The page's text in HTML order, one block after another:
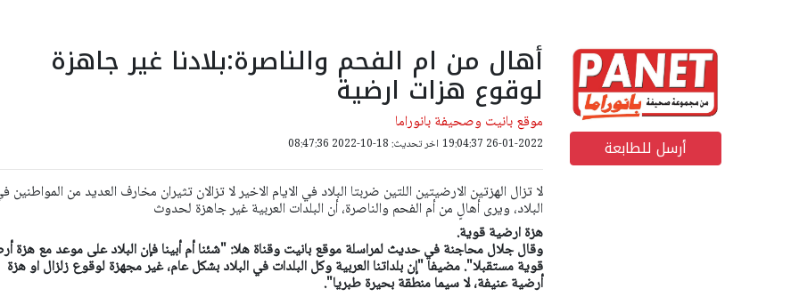
أرسل للطابعة
أهال من ام الفحم والناصرة:بلادنا غير جاهزة
لوقوع هزات ارضية
موقع بانيت وصحيفة بانوراما
26-01-2022 19:04:37 اخر تحديث: 18-10-2022 08:47:36
لا تزال الهزتين الارضيتين اللتين ضربتا البلاد في الايام الاخير لا تزالان تثيران مخارف العديد من المواطنين
البلاد، ويرى أهالٍ من أم الفحم والناصرة، أن البلدات العربية غير جاهزة لحدوث
هزة ارضية قوية.
وقال جلال محاجنة في حديث لمراسلة موقع بانيت وقناة هلا: "شئنا أم أبينا فإن البلاد على موعد مع هزة
قوية مستقبلا". مضيفا "إن بلداتنا العربية وكل البلدات في البلاد بشكل عام، غير مجهزة لوقوع زلزال او هزة
أرضية عنيفة، لا سيما منطقة بحيرة طبريا".